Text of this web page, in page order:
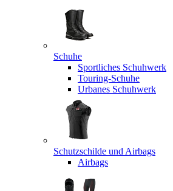
Schuhe
Sportliches Schuhwerk
Touring-Schuhe
Urbanes Schuhwerk
Schutzschilde und Airbags
Airbags